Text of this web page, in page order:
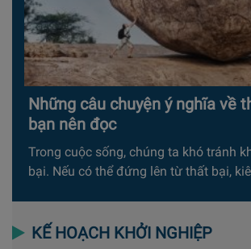
Những câu chuyện ý nghĩa về
bạn nên đọc
Trong cuộc sống, chúng ta khó tránh
bại. Nếu có thể đứng lên từ thất bại,
KẾ HOẠCH KHỞI NGHIỆP